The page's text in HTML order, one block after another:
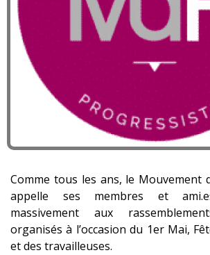
Comme tous les ans, le Mouvement
appelle ses membres et
massivement aux
organisés à l’occasion du 1er Mai,
et des travailleuses.